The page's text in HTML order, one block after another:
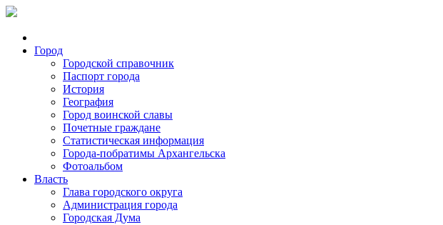
Город
Городской справочник
Паспорт города
История
География
Город воинской славы
Почетные граждане
Статистическая информация
Города-побратимы Архангельска
Фотоальбом
Власть
Глава городского округа
Администрация города
Городская Дума